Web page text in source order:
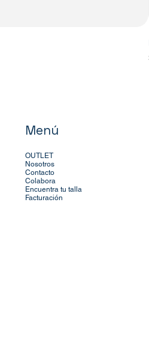
Menú
OUTLET
Nosotros
Contacto
Colabora
Encuentra tu talla
Facturación